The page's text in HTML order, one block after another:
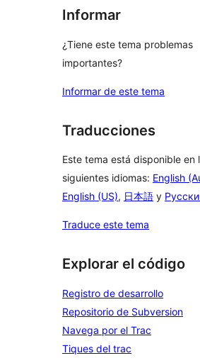
Informar
¿Tiene este tema problemas
importantes?
Informar de este tema
Traducciones
Este tema está disponible en
siguientes idiomas: English
English (US), 日本語 y
Traduce este tema
Explorar el código
Registro de desarrollo
Repositorio de Subversion
Navega por el Trac
Tiques del trac